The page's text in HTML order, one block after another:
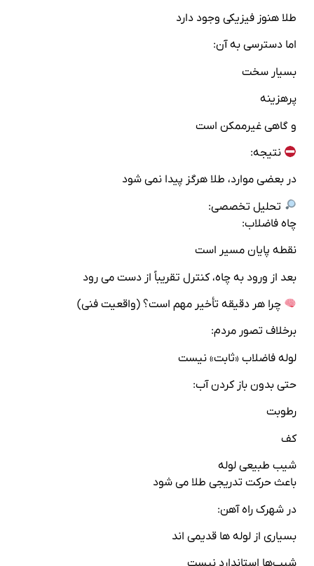
طلا هنوز فیزیکی وجود دارد
اما دسترسی به آن:
بسیار سخت
پرهزینه
و گاهی غیرممکن است
نتیجه:
در بعضی موارد، طلا هرگز پیدا نمی‌ شود
تحلیل تخصصی:
چاه فاضلاب:
نقطه پایان مسیر است
بعد از ورود به چاه، کنترل تقریباً از دست می‌ رود
چرا هر دقیقه تأخیر مهم است؟ (واقعیت فنی)
برخلاف تصور مردم:
لوله فاضلاب «ثابت» نیست
حتی بدون باز کردن آب:
رطوبت
کف
شیب طبیعی لوله
باعث حرکت تدریجی طلا می‌ شود
در شهرک راه‌ آهن:
بسیاری از لوله‌ ها قدیمی‌ اند